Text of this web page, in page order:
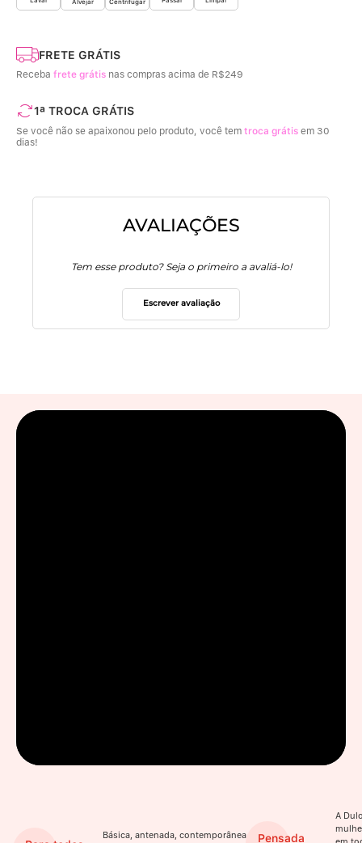
Alvejar
FRETE GRÁTIS
Receba frete grátis nas compras acima de R$249
1ª TROCA GRÁTIS
Se você não se apaixonou pelo produto, você tem troca grátis em 30
dias!
AVALIAÇÕES
Tem esse produto? Seja o primeiro a avaliá-lo!
Escrever avaliação
Básica, antenada, contemporânea.
Pensada
A